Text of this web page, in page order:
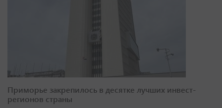
Приморье закрепилось в десятке лучших инвест-
регионов страны